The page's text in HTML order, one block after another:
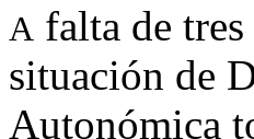
A falta de
situación de
Autonómica